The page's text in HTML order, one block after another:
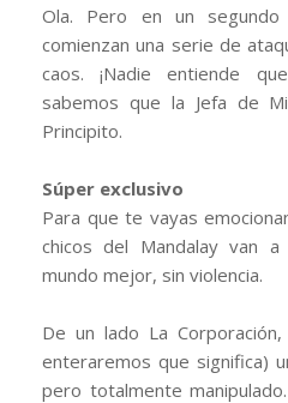
Ola. Pero en un
comienzan una serie de
caos. ¡Nadie entiende
sabemos que la Jefa de
Principito.
Súper exclusivo
Para que te vayas
chicos del Mandalay van
mundo mejor, sin violencia.
De un lado La
enteraremos que significa)
pero totalmente